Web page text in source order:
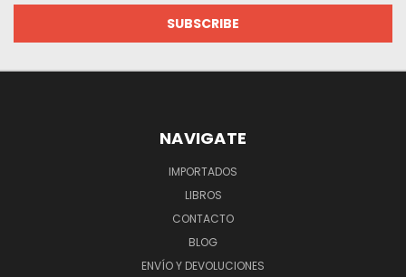
NAVIGATE
IMPORTADOS
LIBROS
CONTACTO
BLOG
ENVÍO Y DEVOLUCIONES